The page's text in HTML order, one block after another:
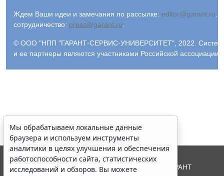
Ждем Ваши идеи и замечания по рассылке: editor@garant.ru
сотрудничество: press@garant.ru
© ООО "НПП "ГАРАНТ-СЕРВИС-УНИВЕРСИТЕТ", 2022. Система
и ее партнеры являются участниками Российской
Мы обрабатываем локальные данные
браузера и используем инструменты
аналитики в целях улучшения и обеспечения
работоспособности сайта, статистических
исследований и обзоров. Вы можете
© ООО "НПП "ГАРАНТ-СЕРВИС", 2026. Система ГАРАНТ